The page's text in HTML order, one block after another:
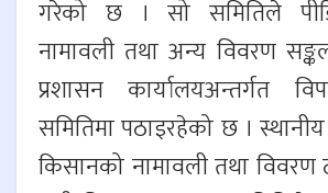
गरेको छ । सो समितिले
नामावली तथा अन्य विवरण
प्रशासन कार्यालयअन्तर्गत
समितिमा पठाइरहेको छ । स्थानीय
किसानको नामावली तथा